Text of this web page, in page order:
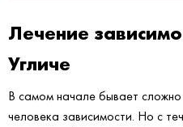
Лечение
Угличе
В самом начале бывает
человека зависимости. Но с